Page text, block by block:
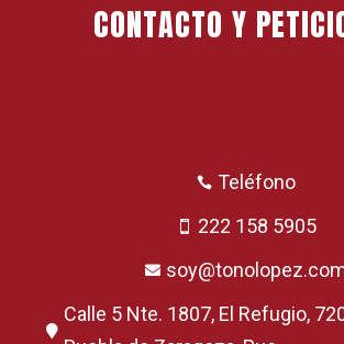
CONTACTO Y
 Teléfono
 222 158 5905


Calle 5 Nte. 1807, El Refugio,